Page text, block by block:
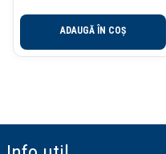
ADAUGĂ ÎN COȘ